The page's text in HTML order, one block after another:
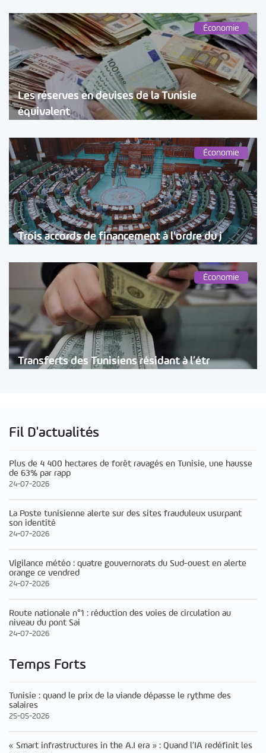
Économie
Les réserves en devises de la Tunisie
équivalent
Économie
Trois accords de financement à l’ordre du j
Économie
Transferts des Tunisiens résidant à l’étr
Fil D'actualités
Plus de 4 400 hectares de forêt ravagés en Tunisie, une hausse
de 63% par rapp
24-07-2026
La Poste tunisienne alerte sur des sites frauduleux usurpant
son identité
24-07-2026
Vigilance météo : quatre gouvernorats du Sud-ouest en alerte
orange ce vendred
24-07-2026
Route nationale n°1 : réduction des voies de circulation au
niveau du pont Sai
24-07-2026
Temps Forts
Tunisie : quand le prix de la viande dépasse le rythme des
salaires
25-05-2026
« Smart infrastructures in the A.I era » : Quand l’IA redéfinit les